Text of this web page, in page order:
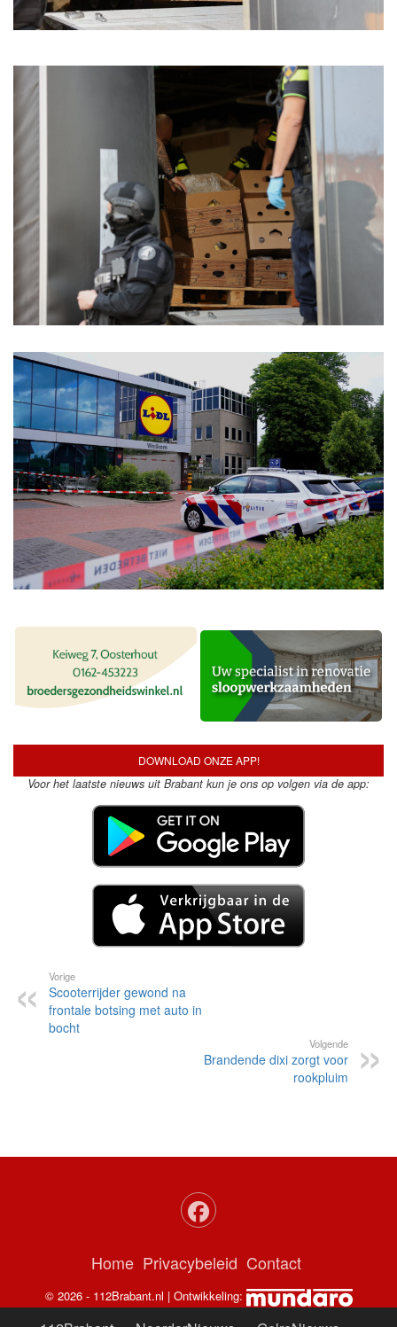
DOWNLOAD ONZE APP!
Voor het laatste nieuws uit Brabant kun je ons op volgen via de app:
Vorige
Scooterrijder gewond na
frontale botsing met auto in
bocht
Volgende
Brandende dixi zorgt voor
rookpluim
Home Privacybeleid Contact
© 2026 - 112Brabant.nl | Ontwikkeling: